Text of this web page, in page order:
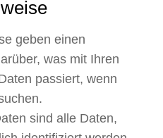
geben einen
was mit Ihren
passiert, wenn
sind alle Daten,